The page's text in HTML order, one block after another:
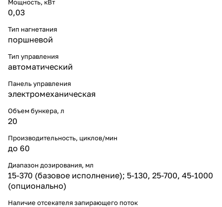
Мощность, кВт
0,03
Тип нагнетания
поршневой
Тип управления
автоматический
Панель управления
электромеханическая
Объем бункера, л
20
Производительность, циклов/мин
до 60
Диапазон дозирования, мл
15-370 (базовое исполнение); 5-130, 25-700, 45-1000
(опционально)
Наличие отсекателя запирающего поток